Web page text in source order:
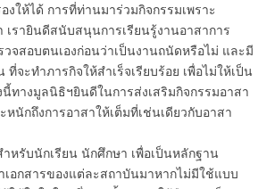
งให้ได้ การที่ท่านมาร่วมกิจกรรมเพราะ
เรายินดีสนับสนุนการเรียนรู้งานอาสาการ
จสอบตนเองก่อนว่าเป็นงานถนัดหรือไม่ และมี
จะทำภารกิจให้สำเร็จเรียบร้อย เพื่อไม่ให้เป็น
ทางมูลนิธิฯยินดีในการส่งเสริมกิจกรรมอาสา
นักถึงการอาสาให้เต็มที่เช่นเดียวกับอาสา
ำหรับนักเรียน นักศึกษา เพื่อเป็นหลักฐาน
อกสารของแต่ละสถาบันมาหากไม่มีใช้แบบ